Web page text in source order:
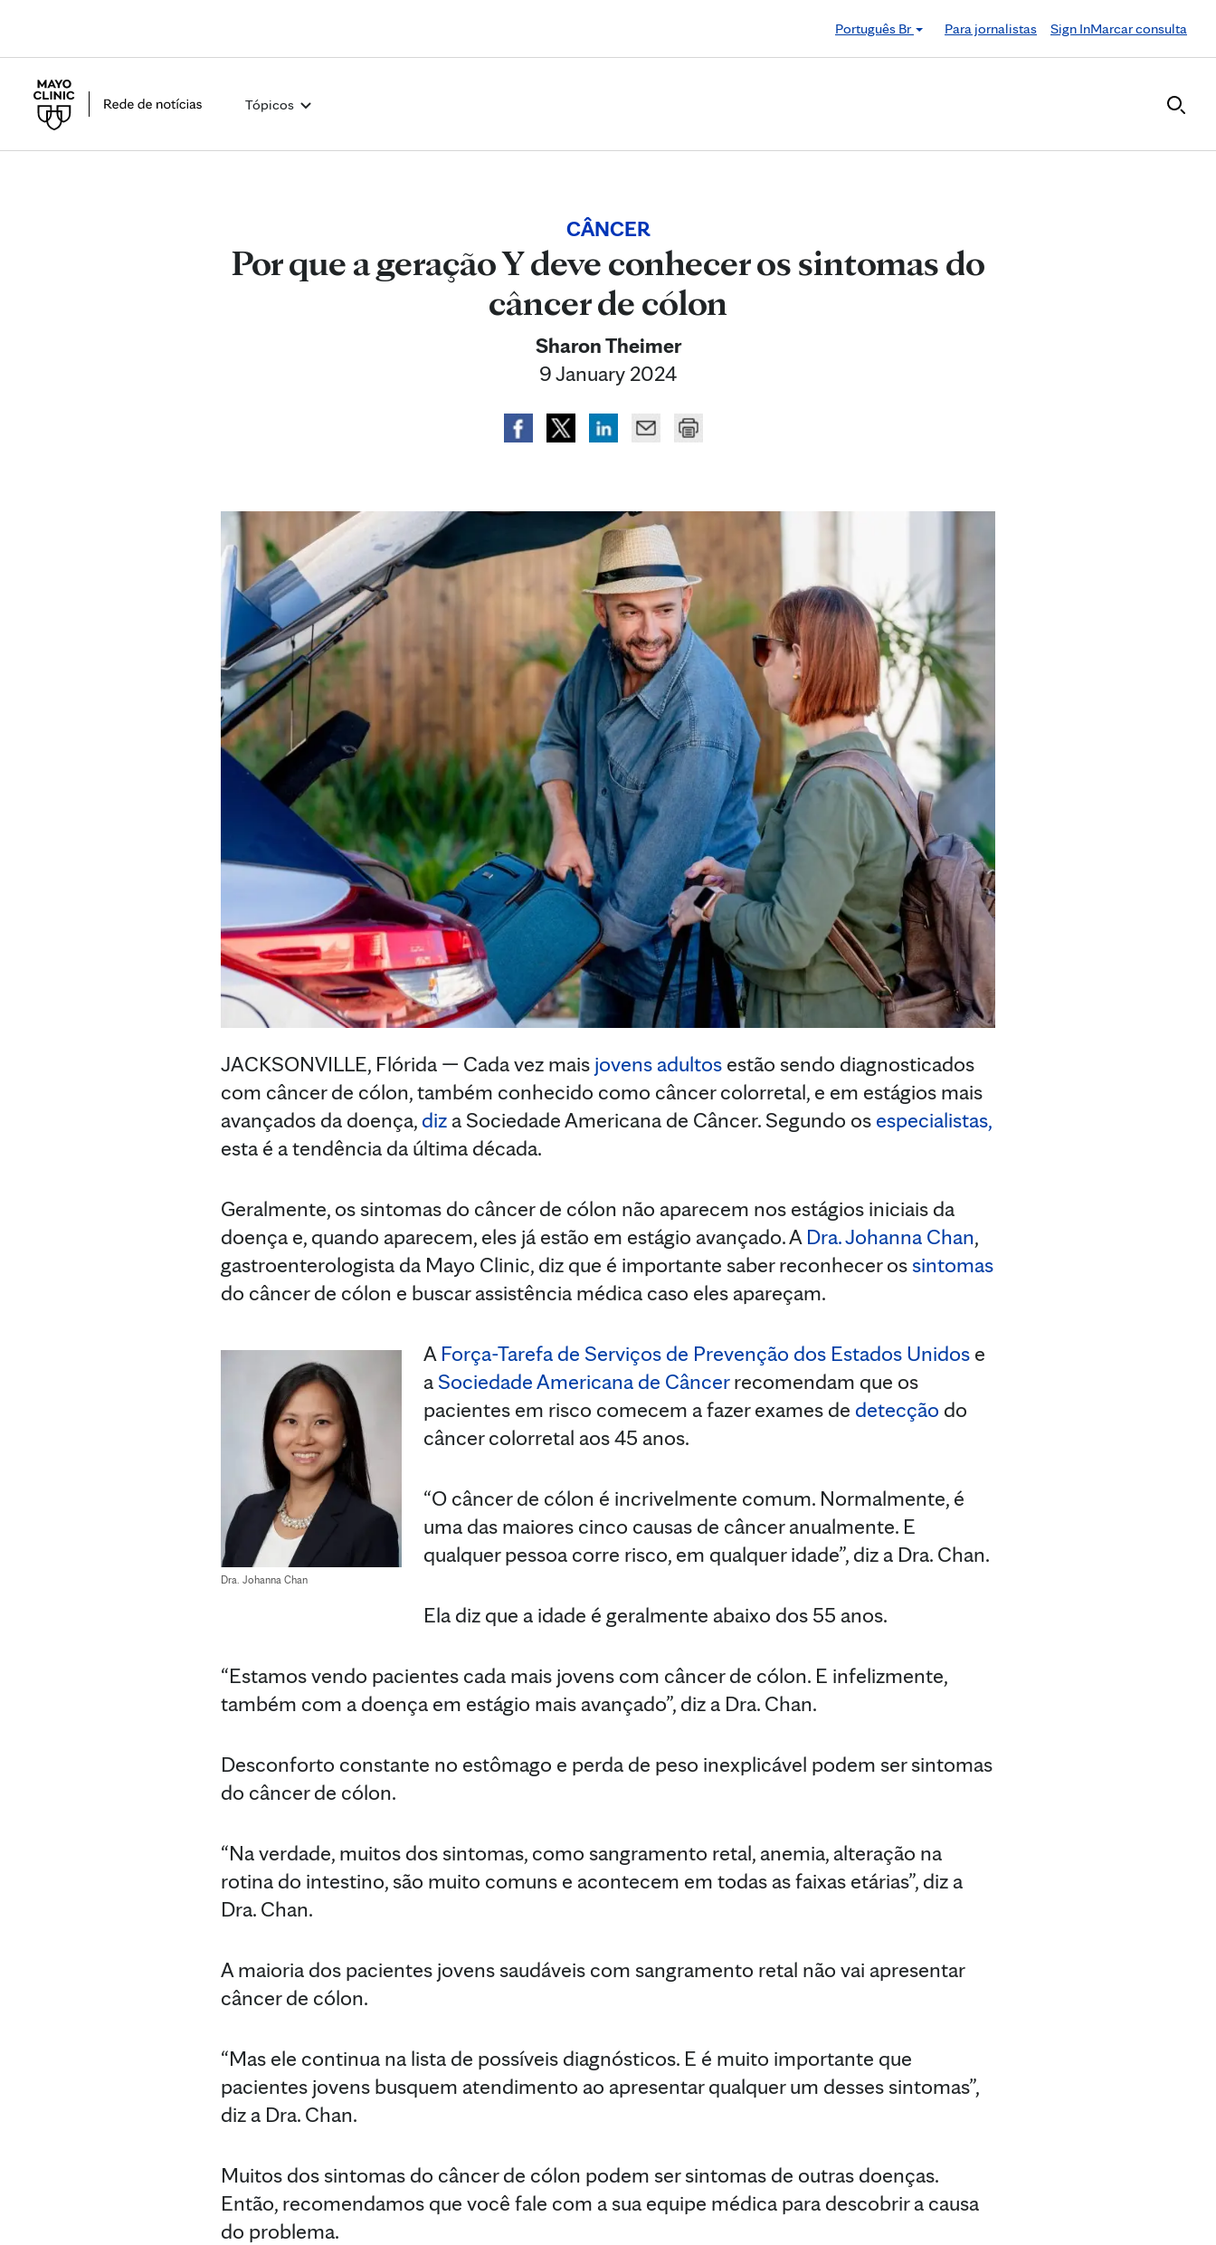
Português Br
Para jornalistas Sign InMarcar consulta
Tópicos
CÂNCER
Por que a geração Y deve conhecer os sintomas do
câncer de cólon
Sharon Theimer
9 January 2024
JACKSONVILLE, Flórida — Cada vez mais jovens adultos estão sendo diagnosticados
com câncer de cólon, também conhecido como câncer colorretal, e em estágios mais
avançados da doença, diz a Sociedade Americana de Câncer. Segundo os especialistas,
esta é a tendência da última década.
Geralmente, os sintomas do câncer de cólon não aparecem nos estágios iniciais da
doença e, quando aparecem, eles já estão em estágio avançado. A Dra. Johanna Chan,
gastroenterologista da Mayo Clinic, diz que é importante saber reconhecer ossintomas
do câncer de cólon e buscar assistência médica caso eles apareçam.
Dra. Johanna Chan
A Força-Tarefa de Serviços de Prevenção dos Estados Unidos e
a Sociedade Americana de Câncerrecomendam que os
pacientes em risco comecem a fazer exames de detecção do
câncer colorretal aos 45 anos.
“O câncer de cólon é incrivelmente comum. Normalmente, é
uma das maiores cinco causas de câncer anualmente. E
qualquer pessoa corre risco, em qualquer idade”, diz a Dra. Chan.
Ela diz que a idade é geralmente abaixo dos 55 anos.
“Estamos vendo pacientes cada mais jovens com câncer de cólon. E infelizmente,
também com a doença em estágio mais avançado”, diz a Dra. Chan.
Desconforto constante no estômago e perda de peso inexplicável podem ser sintomas
do câncer de cólon.
“Na verdade, muitos dos sintomas, como sangramento retal, anemia, alteração na
rotina do intestino, são muito comuns e acontecem em todas as faixas etárias”, diz a
Dra. Chan.
A maioria dos pacientes jovens saudáveis com sangramento retal não vai apresentar
câncer de cólon.
“Mas ele continua na lista de possíveis diagnósticos. E é muito importante que
pacientes jovens busquem atendimento ao apresentar qualquer um desses sintomas”,
diz a Dra. Chan.
Muitos dos sintomas do câncer de cólon podem ser sintomas de outras doenças.
Então, recomendamos que você fale com a sua equipe médica para descobrir a causa
do problema.